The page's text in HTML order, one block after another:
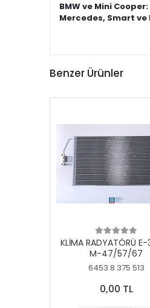
BMW ve Mini Cooper:
Mercedes, Smart ve
Benzer Ürünler
KLİMA RADYATÖRÜ
M-47/57/67
6453 8 375 513
0,00 TL